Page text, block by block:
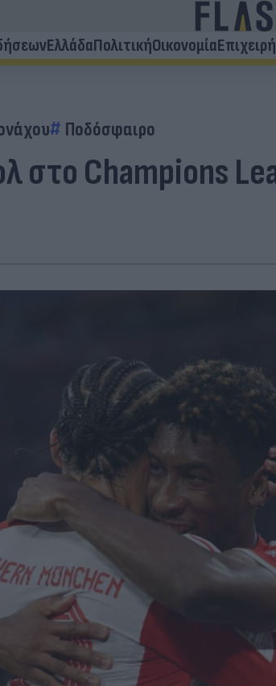
ΕλλάδαΠολιτικήΟικονομία
Ποδόσφαιρο
στο Champions